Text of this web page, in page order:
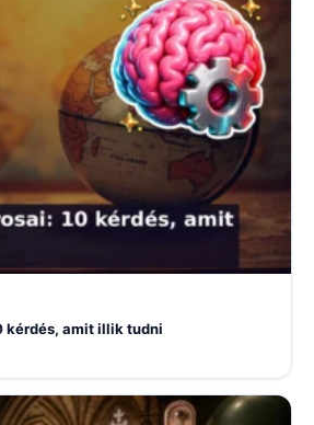
kérdés, amit illik tudni